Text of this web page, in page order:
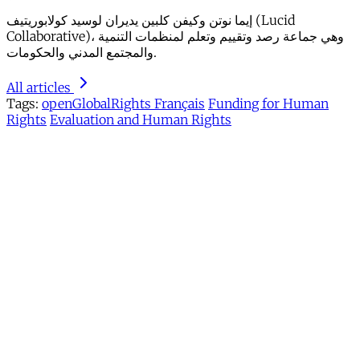
إيما نوتن وكيفن كلبين يديران لوسيد كولابوريتيف (Lucid
Collaborative)، وهي جماعة رصد وتقييم وتعلم لمنظمات التنمية
والمجتمع المدني والحكومات.
All articles
Tags: openGlobalRights Français Funding for Human
Rights Evaluation and Human Rights